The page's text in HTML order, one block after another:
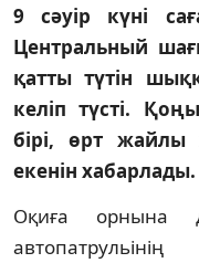
9 сәуір күні
Центральный
қатты түтін
келіп түсті.
бірі, өрт
екенін хабарлады.
Оқиға орнына